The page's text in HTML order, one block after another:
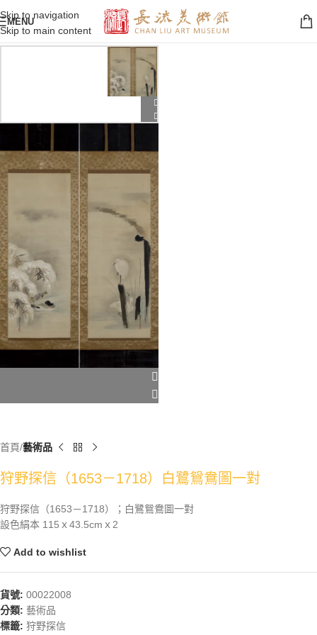
Skip to navigation
Skip to main content
MENU
首頁 藝術品
狩野探信（1653－1718）白鷺鴛鴦圖一對
狩野探信（1653－1718）；白鷺鴛鴦圖一對
設色絹本 115ｘ43.5cmｘ2
Add to wishlist
貨號: 00022008
分類: 藝術品
標籤: 狩野探信